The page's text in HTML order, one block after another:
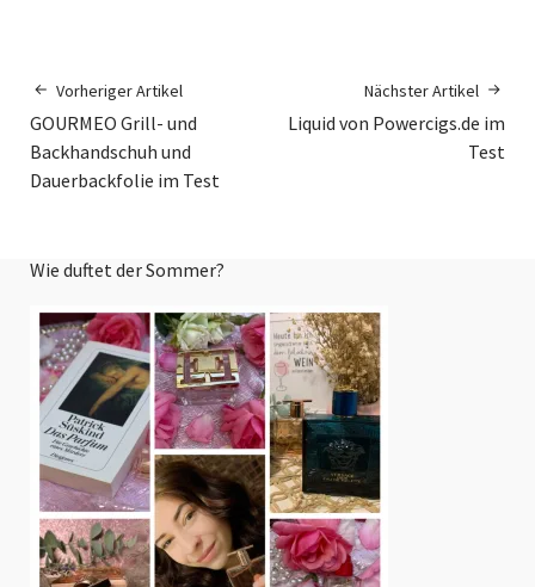
Vorheriger Artikel
GOURMEO Grill- und
Backhandschuh und
Dauerbackfolie im Test
Nächster Artikel
Liquid von Powercigs.de im
Test
Wie duftet der Sommer?